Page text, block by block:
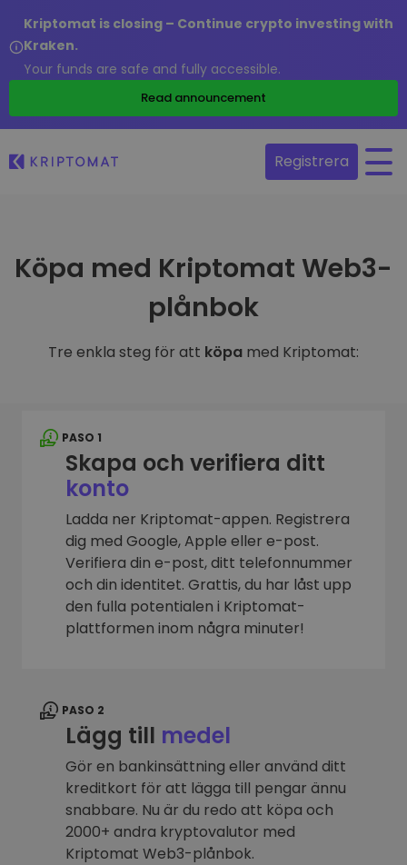
Kriptomat is closing – Continue crypto investing with
Kraken.
Your funds are safe and fully accessible.
Read announcement
Registrera
Köpa med Kriptomat Web3-
plånbok
Tre enkla steg för att köpa med Kriptomat:
PASO 1
Skapa och verifiera ditt
konto
Ladda ner Kriptomat-appen. Registrera
dig med Google, Apple eller e-post.
Verifiera din e-post, ditt telefonnummer
och din identitet. Grattis, du har låst upp
den fulla potentialen i Kriptomat-
plattformen inom några minuter!
PASO 2
Lägg till medel
Gör en bankinsättning eller använd ditt
kreditkort för att lägga till pengar ännu
snabbare. Nu är du redo att köpa och
2000+ andra kryptovalutor med
Kriptomat Web3-plånbok.